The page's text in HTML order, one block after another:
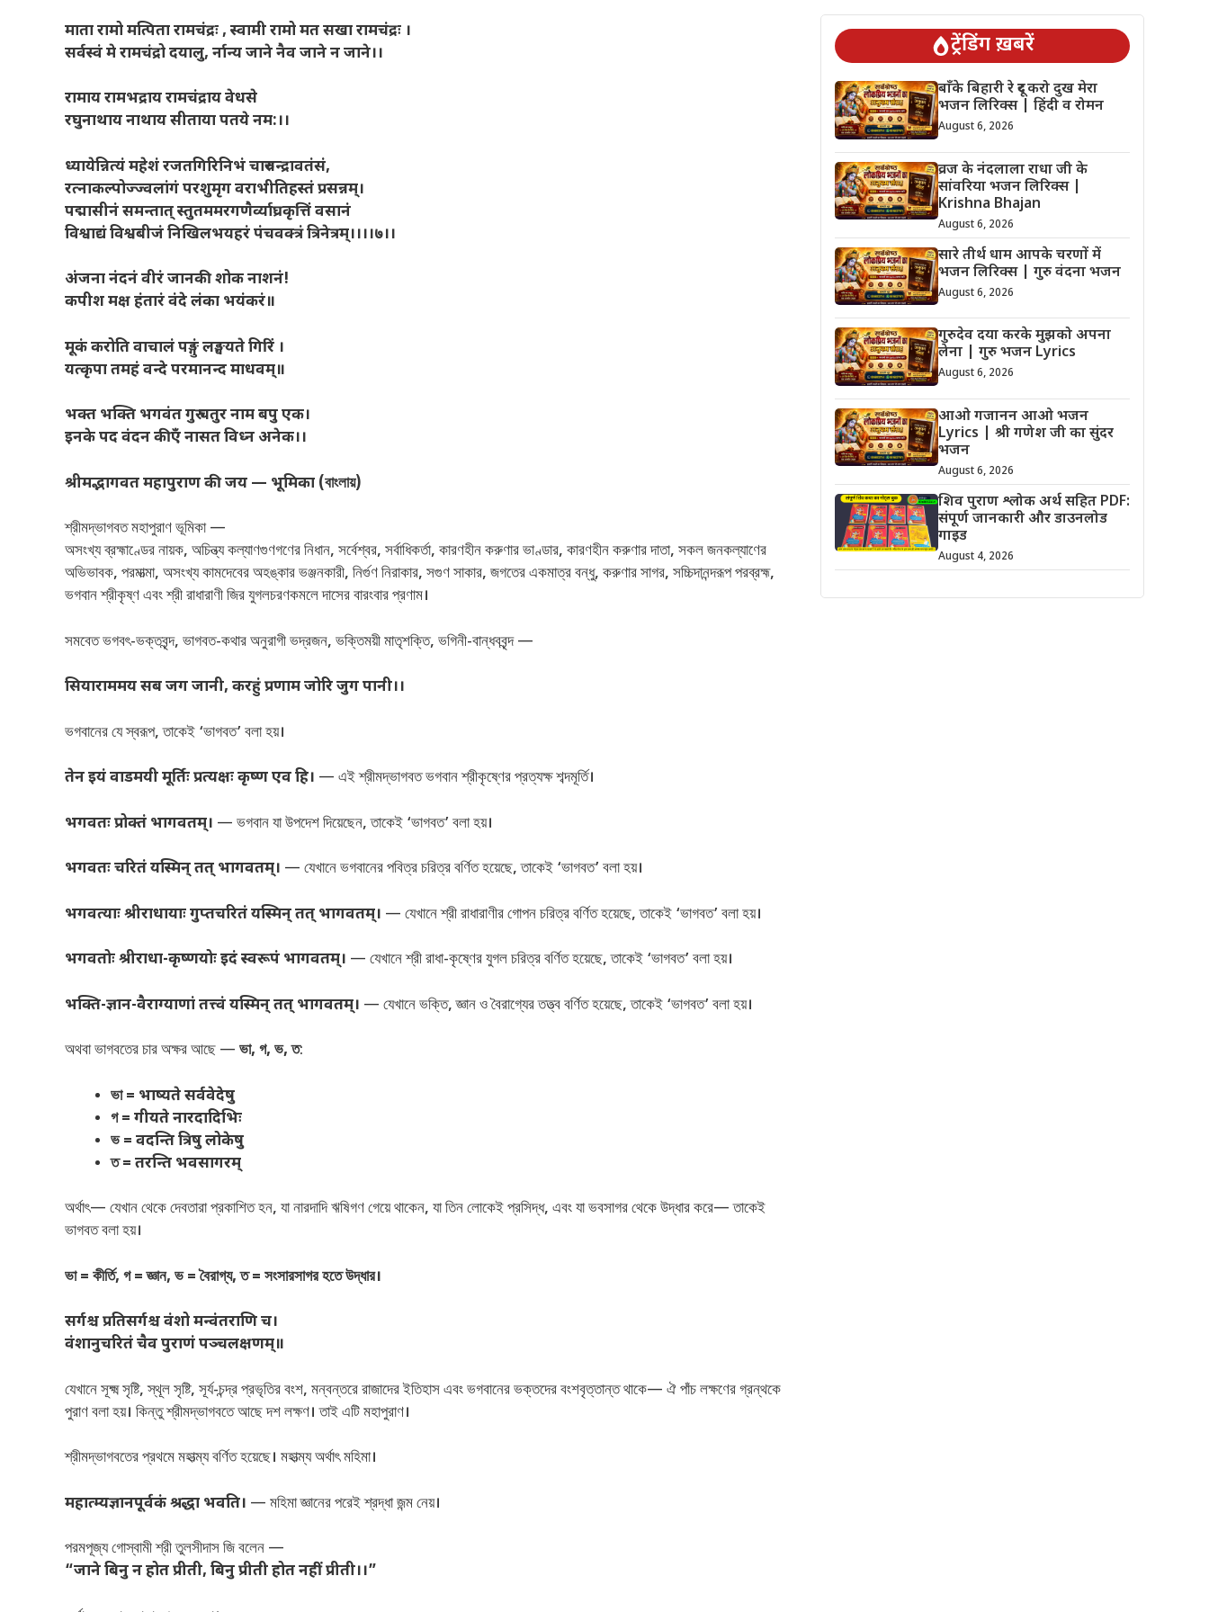
माता रामो मत्पिता रामचंद्रः, स्वामी रामो मत सखा रामचंद्रः ।
सर्वस्वं मे रामचंद्रो दयालु, र्नान्य जाने नैव जाने न जाने।।
रामाय रामभद्राय रामचंद्राय वेधसे
रघुनाथाय नाथाय सीताया पतये नम:।।
ध्यायेन्नित्यं महेशं रजतगिरिनिभं चारुचन्द्रावतंसं,
रत्नाकल्पोज्ज्वलांगं परशुमृग वराभीतिहस्तं प्रसन्नम्।
पद्मासीनं समन्तात् स्तुतममरगणैर्व्याघ्रकृत्तिं वसानं
विश्वाद्यं विश्वबीजं निखिलभयहरं पंचवक्त्रं त्रिनेत्रम्।।।।७।।
अंजना नंदनं वीरं जानकी शोक नाशनं!
कपीश मक्ष हंतारं वंदे लंका भयंकरं॥
मूकं करोति वाचालं पङ्गुं लङ्घयते गिरिं ।
यत्कृपा तमहं वन्दे परमानन्द माधवम्॥
भक्त भक्ति भगवंत गुरु चतुर नाम बपु एक।
इनके पद वंदन कीएँ नासत विध्न अनेक।।
श्रीमद्भागवत महापुराण की जय — भूमिका (বাংলায়)
শ্রীমদ্ভাগবত মহাপুরাণ ভূমিকা —
অসংখ্য ব্রহ্মাণ্ডের নায়ক, অচিন্ত্য কল্যাণগুণগণের নিধান, সর্বেশ্বর, সর্বাধিকর্তা, কারণহীন করুণার ভাণ্ডার, কারণহীন করুণার দাতা, সকল জনকল্যাণের
অভিভাবক, পরমাত্মা, অসংখ্য কামদেবের অহঙ্কার ভঞ্জনকারী, নির্গুণ নিরাকার, সগুণ সাকার, জগতের একমাত্র বন্ধু, করুণার সাগর, সচ্চিদানন্দরূপ পরব্রহ্ম,
ভগবান শ্রীকৃষ্ণ এবং শ্রী রাধারাণী জির যুগলচরণকমলে দাসের বারংবার প্রণাম।
সমবেত ভগবৎ-ভক্তবৃন্দ, ভাগবত-কথার অনুরাগী ভদ্রজন, ভক্তিময়ী মাতৃশক্তি, ভগিনী-বান্ধববৃন্দ —
सियाराममय सब जग जानी, करहुं प्रणाम जोरि जुग पानी।।
ভগবানের যে স্বরূপ, তাকেই ‘ভাগবত’ বলা হয়।
तेन इयं वाडमयी मूर्तिः प्रत्यक्षः कृष्ण एव हि। — এই শ্রীমদ্ভাগবত ভগবান শ্রীকৃষ্ণের প্রত্যক্ষ শব্দমূর্তি।
भगवतः प्रोक्तं भागवतम्। — ভগবান যা উপদেশ দিয়েছেন, তাকেই ‘ভাগবত’ বলা হয়।
भगवतः चरितं यस्मिन् तत् भागवतम्। — যেখানে ভগবানের পবিত্র চরিত্র বর্ণিত হয়েছে, তাকেই ‘ভাগবত’ বলা হয়।
भगवत्याः श्रीराधायाः गुप्तचरितं यस्मिन् तत् भागवतम्। — যেখানে শ্রী রাধারাণীর গোপন চরিত্র বর্ণিত হয়েছে, তাকেই ‘ভাগবত’ বলা হয়।
भगवतोः श्रीराधा-कृष्णयोः इदं स्वरूपं भागवतम्। — যেখানে শ্রী রাধা-কৃষ্ণের যুগল চরিত্র বর্ণিত হয়েছে, তাকেই ‘ভাগবত’ বলা হয়।
भक्ति-ज्ञान-वैराग्याणां तत्त्वं यस्मिन् तत् भागवतम्। — যেখানে ভক্তি, জ্ঞান ও বৈরাগ্যের তত্ত্ব বর্ণিত হয়েছে, তাকেই ‘ভাগবত’ বলা হয়।
অথবা ভাগবতের চার অক্ষর আছে — ভা, গ, ভ,ত:
ভা = भाष्यते सर्ववेदेषु
গ = गीयते नारदादिभिः
ভ = वदन्ति त्रिषु लोकेषु
ত = तरन्ति भवसागरम्
অর্থাৎ— যেখান থেকে দেবতারা প্রকাশিত হন, যা নারদাদি ঋষিগণ গেয়ে থাকেন, যা তিন লোকেই প্রসিদ্ধ, এবং যা ভবসাগর থেকে উদ্ধার করে— তাকেই
ভাগবত বলা হয়।
ভা = কীর্তি, গ = জ্ঞান, ভ = বৈরাগ্য,ত = সংসারসাগর হতে উদ্ধার।
सर्गश्च प्रतिसर्गश्च वंशो मन्वंतराणि च।
वंशानुचरितं चैव पुराणं पञ्चलक्षणम्॥
যেখানে সূক্ষ্ম সৃষ্টি, স্থূল সৃষ্টি, সূর্য-চন্দ্র প্রভৃতির বংশ, মন্বন্তরে রাজাদের ইতিহাস এবং ভগবানের ভক্তদের বংশবৃত্তান্ত থাকে— ঐ পাঁচ লক্ষণের গ্রন্থকে
পুরাণ বলা হয়। কিন্তু শ্রীমদ্ভাগবতে আছে দশ লক্ষণ। তাই এটি মহাপুরাণ।
শ্রীমদ্ভাগবতের প্রথমে মহাত্ম্য বর্ণিত হয়েছে। মহাত্ম্য অর্থাৎ মহিমা।
महात्म्यज्ञानपूर्वकं श्रद्धा भवति। — মহিমা জ্ঞানের পরেই শ্রদ্ধা জন্ম নেয়।
পরমপূজ্য গোস্বামী শ্রী তুলসীদাস জি বলেন —
“जाने बिनु न होत प्रीती, बिनु प्रीती होत नहीं प्रीती।।”
ट्रेंडिंग ख़बरें
बाँके बिहारी रे दूर करो दुख मेरा
भजन लिरिक्स | हिंदी व रोमन
August 6, 2026
व्रज के नंदलाला राधा जी के
सांवरिया भजन लिरिक्स |
Krishna Bhajan
August 6, 2026
सारे तीर्थ धाम आपके चरणों में
भजन लिरिक्स | गुरु वंदना भजन
August 6, 2026
गुरुदेव दया करके मुझको अपना
लेना | गुरु भजन Lyrics
August 6, 2026
आओ गजानन आओ भजन
Lyrics | श्री गणेश जी का सुंदर
भजन
August 6, 2026
शिव पुराण श्लोक अर्थ सहित PDF:
संपूर्ण जानकारी और डाउनलोड
गाइड
August 4, 2026